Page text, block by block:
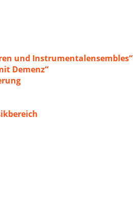
und Instrumentalensembles“
Demenz“